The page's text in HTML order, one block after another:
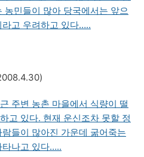
농민들이 많아 당국에서는 앞으
고 우려하고 있다…..
주변 농촌 마을에서 식량이 떨
고 있다. 현재 운신조차 못할 정
들이 많아진 가운데 굶어죽는
타나고 있다…..